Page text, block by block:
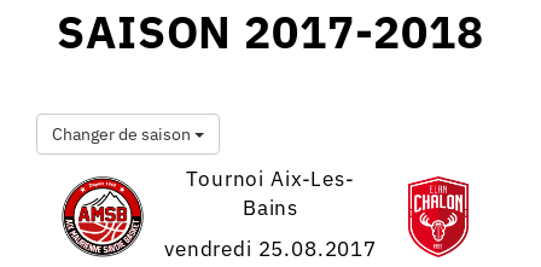
SAISON 2017-2018
Changer de saison
Tournoi Aix-Les-
Bains
vendredi 25.08.2017